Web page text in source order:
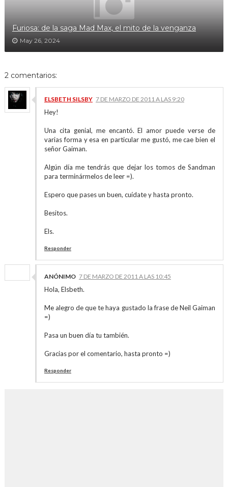
Furiosa: de la saga Mad Max, el mito de la venganza
May 26, 2024
2 comentarios:
ELSBETH SILSBY 7 DE MARZO DE 2011 A LAS 9:20
Hey!
Una cita genial, me encantó. El amor puede verse de
varias forma y esa en particular me gustó, me cae bien el
señor Gaiman.
Algún día me tendrás que dejar los tomos de Sandman
para terminármelos de leer =).
Espero que pases un buen, cuídate y hasta pronto.
Besitos.
Els.
Responder
ANÓNIMO 7 DE MARZO DE 2011 A LAS 10:45
Hola, Elsbeth.
Me alegro de que te haya gustado la frase de Neil Gaiman
=)
Pasa un buen día tu también.
Gracias por el comentario, hasta pronto =)
Responder